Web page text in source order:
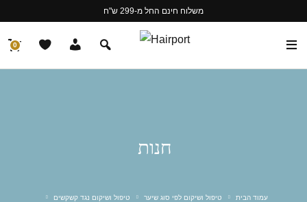
משלוח חינם החל מ-299 ש"ח
0
חנות
עמוד הבית טיפול ושיקום לפי סוג שיער טיפול ושיקום נגד קשקשים